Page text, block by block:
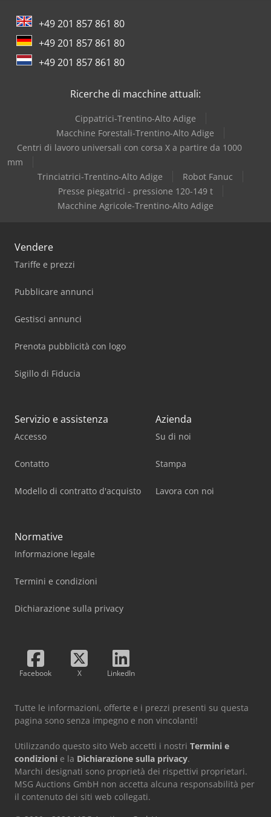
+49 201 857 861 80
+49 201 857 861 80
+49 201 857 861 80
Ricerche di macchine attuali:
Cippatrici-Trentino-Alto Adige
Macchine Forestali-Trentino-Alto Adige
Centri di lavoro universali con corsa X a partire da 1000
mm
Trinciatrici-Trentino-Alto Adige
Robot Fanuc
Presse piegatrici - pressione 120-149 t
Macchine Agricole-Trentino-Alto Adige
Vendere
Tariffe e prezzi
Pubblicare annunci
Gestisci annunci
Prenota pubblicità con logo
Sigillo di Fiducia
Servizio e assistenza
Accesso
Contatto
Modello di contratto d'acquisto
Azienda
Su di noi
Stampa
Lavora con noi
Normative
Informazione legale
Termini e condizioni
Dichiarazione sulla privacy
Facebook X LinkedIn
Tutte le informazioni, offerte e i prezzi presenti su questa
pagina sono senza impegno e non vincolanti!
Utilizzando questo sito Web accetti i nostri Termini e
condizioni e la Dichiarazione sulla privacy.
Marchi designati sono proprietà dei rispettivi proprietari.
MSG Auctions GmbH non accetta alcuna responsabilità per
il contenuto dei siti web collegati.